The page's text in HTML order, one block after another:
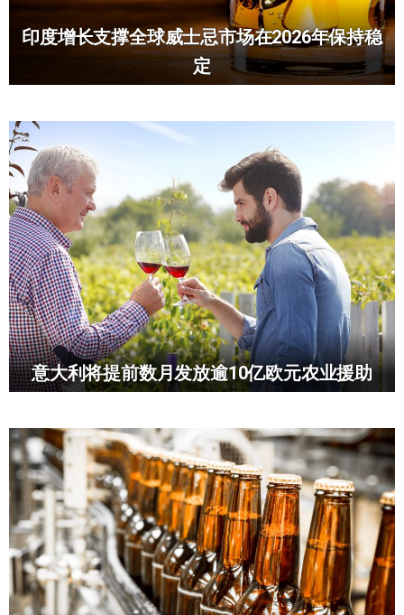
印度增长支撑全球威士忌市场在2026年保持稳
定
意大利将提前数月发放逾10亿欧元农业援助